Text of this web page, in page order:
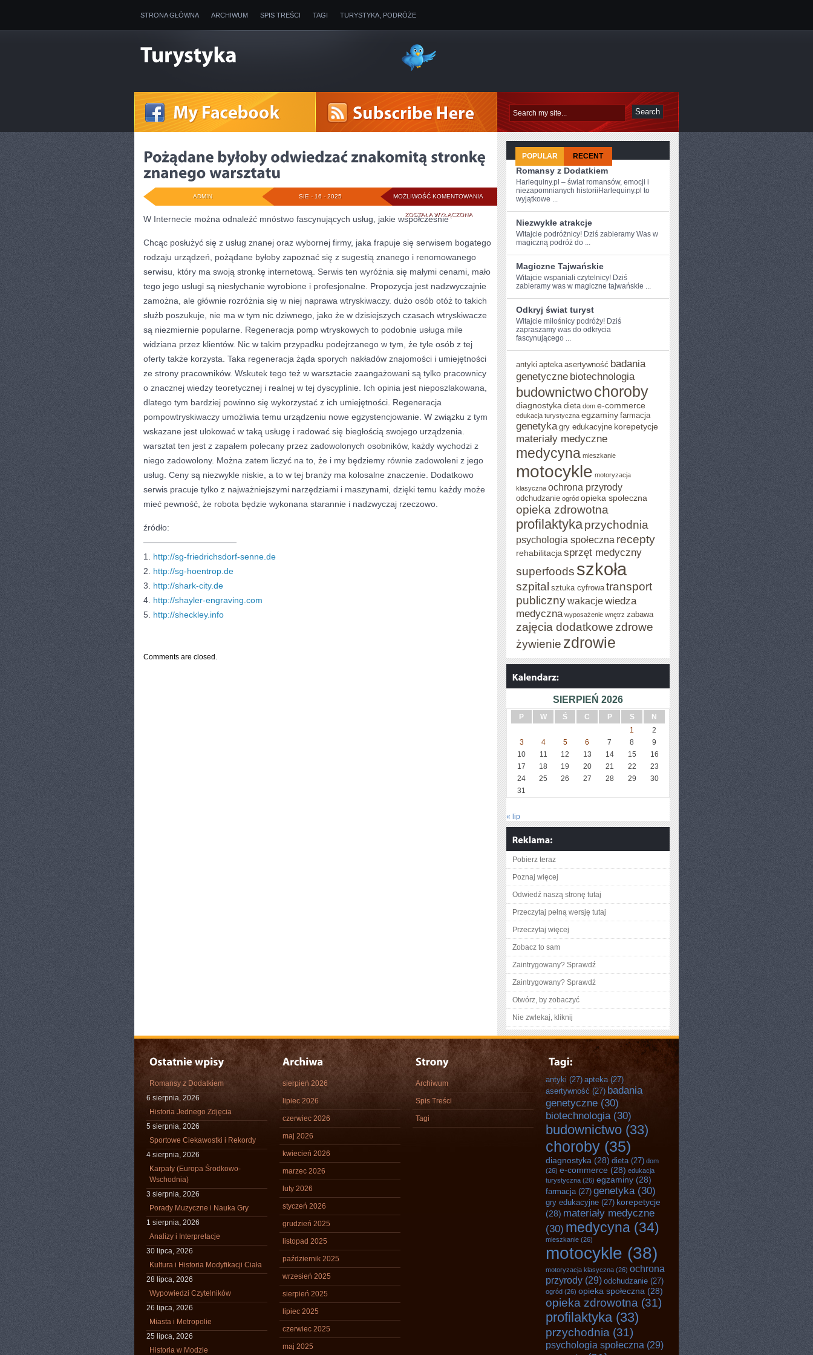
STRONA GŁÓWNA ARCHIWUM SPIS TREŚCI TAGI TURYSTYKA, PODRÓŻE
MOŻLIWOŚĆ KOMENTOWANIA POŻĄDANE
BYŁOBY
ODWIEDZAĆ
ZNAKOMITĄ
STRONKĘ
ZNANEGO
WARSZTATU
ZOSTAŁA WYŁĄCZONA
SIE - 16 - 2025
ADMIN
W Internecie można odnaleźć mnóstwo fascynujących usług, jakie współcześnie
Chcąc posłużyć się z usług znanej oraz wybornej firmy, jaka frapuje się serwisem bogatego
rodzaju urządzeń, pożądane byłoby zapoznać się z sugestią znanego i renomowanego
serwisu, który ma swoją stronkę internetową. Serwis ten wyróżnia się małymi cenami, mało
tego jego usługi są niesłychanie wyrobione i profesjonalne. Propozycja jest nadzwyczajnie
zamożna, ale głównie rozróżnia się w niej naprawa wtryskiwaczy. dużo osób otóż to takich
służb poszukuje, nie ma w tym nic dziwnego, jako że w dzisiejszych czasach wtryskiwacze
są niezmiernie popularne. Regeneracja pomp wtryskowych to podobnie usługa mile
widziana przez klientów. Nic w takim przypadku podejrzanego w tym, że tyle osób z tej
oferty także korzysta. Taka regeneracja żąda sporych nakładów znajomości i umiejętności
ze strony pracowników. Wskutek tego też w warsztacie zaangażowani są tylko pracownicy
o znacznej wiedzy teoretycznej i realnej w tej dyscyplinie. Ich opinia jest nieposzlakowana,
dlatego tym bardziej powinno się wykorzystać z ich umiejętności. Regeneracja
pompowtryskiwaczy umożliwia temu urządzeniu nowe egzystencjowanie. W związku z tym
wskazane jest ulokować w taką usługę i radować się biegłością swojego urządzenia.
warsztat ten jest z zapałem polecany przez zadowolonych osobników, każdy wychodzi z
niego zadowolony. Można zatem liczyć na to, że i my będziemy równie zadowoleni z jego
usług. Ceny są niezwykle niskie, a to w tej branży ma kolosalne znaczenie. Dodatkowo
serwis pracuje tylko z najważniejszymi narzędziami i maszynami, dzięki temu każdy może
mieć pewność, że robota będzie wykonana starannie i nadzwyczaj rzeczowo.
źródło:
———————————
1. http://sg-friedrichsdorf-senne.de
2. http://sg-hoentrop.de
3. http://shark-city.de
4. http://shayler-engraving.com
5. http://sheckley.info
Comments are closed.
POPULAR RECENT
Romansy z Dodatkiem
Harlequiny.pl – świat romansów, emocji i
niezapomnianych historiiHarlequiny.pl to
wyjątkowe ...
Niezwykłe atrakcje
Witajcie podróżnicy! Dziś zabieramy Was⁢ w
magiczną podróż do ...
Magiczne Tajwańskie
Witajcie ​wspaniali czytelnicy! Dziś
‍zabieramy was‍ w ​magiczne tajwańskie ...
Odkryj świat turyst
Witajcie miłośnicy podróży! Dziś⁢
zapraszamy ⁢was do ​odkrycia
fascynującego ...
antyki apteka asertywność badania
genetyczne biotechnologia
budownictwochoroby
diagnostyka dieta dom e-commerce
edukacja turystyczna egzaminy farmacja
genetyka gry edukacyjne korepetycje
materiały medyczne
medycyna mieszkanie
motocykle motoryzacja
klasyczna ochrona przyrody
odchudzanie ogród opieka społeczna
opieka zdrowotna
profilaktykaprzychodnia
psychologia społeczna recepty
rehabilitacja sprzęt medyczny
superfoods szkoła
szpital sztuka cyfrowa transport
publicznywakacjewiedza
medyczna wyposażenie wnętrz zabawa
zajęcia dodatkowe zdrowe
żywienie zdrowie
SIERPIEŃ 2026
P W Ś C P S
N
1
2
3
4 5 6 7 8
9
10
11 12 13 14 15
16
17
18 19 20 21 22
23
24
25 26 27 28 29
30
31
« lip
Pobierz teraz
Poznaj więcej
Odwiedź naszą stronę tutaj
Przeczytaj pełną wersję tutaj
Przeczytaj więcej
Zobacz to sam
Zaintrygowany? Sprawdź
Zaintrygowany? Sprawdź
Otwórz, by zobaczyć
Nie zwlekaj, kliknij
Romansy z Dodatkiem
6 sierpnia, 2026
Historia Jednego Zdjęcia
5 sierpnia, 2026
Sportowe Ciekawostki i Rekordy
4 sierpnia, 2026
Karpaty (Europa Środkowo-
Wschodnia)
3 sierpnia, 2026
Porady Muzyczne i Nauka Gry
1 sierpnia, 2026
Analizy i Interpretacje
30 lipca, 2026
Kultura i Historia Modyfikacji Ciała
28 lipca, 2026
Wypowiedzi Czytelników
26 lipca, 2026
Miasta i Metropolie
25 lipca, 2026
Historia w Modzie
sierpień 2026
lipiec 2026
czerwiec 2026
maj 2026
kwiecień 2026
marzec 2026
luty 2026
styczeń 2026
grudzień 2025
listopad 2025
październik 2025
wrzesień 2025
sierpień 2025
lipiec 2025
czerwiec 2025
maj 2025
Archiwum
Spis Treści
Tagi
antyki (27) apteka(27)
asertywność (27) badania
genetyczne (30)
biotechnologia(30)
budownictwo (33)
choroby (35)
diagnostyka (28) dieta(27) dom
(26) e-commerce (28) edukacja
turystyczna (26) egzaminy (28)
farmacja(27) genetyka(30)
gry edukacyjne (27) korepetycje
(28) materiały medyczne
(30) medycyna (34)
mieszkanie (26)
motocykle (38)
motoryzacja klasyczna (26) ochrona
przyrody (29) odchudzanie (27)
ogród (26) opieka społeczna (28)
opieka zdrowotna (31)
profilaktyka(33)
przychodnia (31)
psychologia społeczna (29)